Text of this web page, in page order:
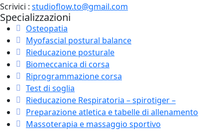
Scrivici : studioflow.to@gmail.com
Specializzazioni
Osteopatia
Myofascial postural balance
Rieducazione posturale
Biomeccanica di corsa
Riprogrammazione corsa
Test di soglia
Rieducazione Respiratoria – spirotiger –
Preparazione atletica e tabelle di allenamento
Massoterapia e massaggio sportivo